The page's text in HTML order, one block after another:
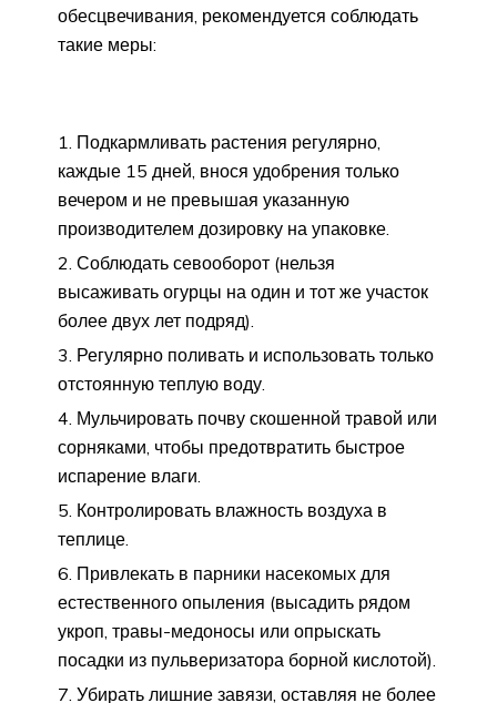
обесцвечивания, рекомендуется соблюдать
такие меры:
Подкармливать растения регулярно,
каждые 15 дней, внося удобрения только
вечером и не превышая указанную
производителем дозировку на упаковке.
Соблюдать севооборот (нельзя
высаживать огурцы на один и тот же участок
более двух лет подряд).
Регулярно поливать и использовать только
отстоянную теплую воду.
Мульчировать почву скошенной травой или
сорняками, чтобы предотвратить быстрое
испарение влаги.
Контролировать влажность воздуха в
теплице.
Привлекать в парники насекомых для
естественного опыления (высадить рядом
укроп, травы-медоносы или опрыскать
посадки из пульверизатора борной кислотой).
Убирать лишние завязи, оставляя не более